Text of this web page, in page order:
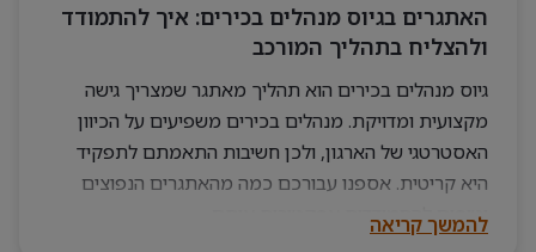
האתגרים בגיוס מנהלים בכירים: איך להתמודד
ולהצליח בתהליך המורכב
גיוס מנהלים בכירים הוא תהליך מאתגר שמצריך גישה
מקצועית ומדויקת. מנהלים בכירים משפיעים על הכיוון
האסטרטגי של הארגון, ולכן חשיבות התאמתם לתפקיד
היא קריטית. אספנו עבורכם כמה מהאתגרים הנפוצים
וטיפים להתמודדות אפקטיבית איתם
להמשך קריאה